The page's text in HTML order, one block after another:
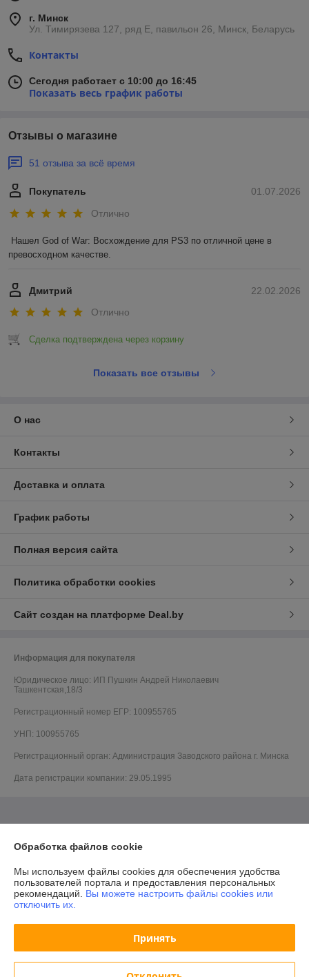
г. Минск
Ул. Тимирязева 127, ряд Е, павильон 26, Минск, Беларусь
Контакты
Сегодня работает с 10:00 до 16:45
Показать весь график работы
Отзывы о магазине
51 отзыва за всё время
01.07.2026
Покупатель
Отлично
Нашел God of War: Восхождение для PS3 по отличной цене в
превосходном качестве.
22.02.2026
Дмитрий
Отлично
Сделка подтверждена через корзину
Показать все отзывы
О нас
Контакты
Доставка и оплата
График работы
Полная версия сайта
Политика обработки cookies
Сайт создан на платформе Deal.by
Информация для покупателя
Юридическое лицо: ИП Пушкин Андрей Николаевич
Ташкентская,18/3
Регистрационный номер ЕГР: 100955765
УНП: 100955765
Регистрационный орган: Администрация Заводского района г. Минска
Дата регистрации компании: 29.05.1995
Обработка файлов cookie
Мы используем файлы cookies для обеспечения удобства
пользователей портала и предоставления персональных
рекомендаций. Вы можете настроить файлы cookies или
отключить их.
Принять